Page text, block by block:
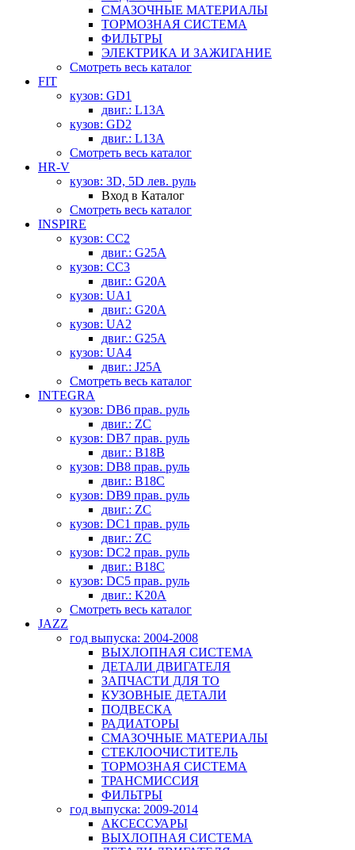
СМАЗОЧНЫЕ МАТЕРИАЛЫ
ТОРМОЗНАЯ СИСТЕМА
ФИЛЬТРЫ
ЭЛЕКТРИКА И ЗАЖИГАНИЕ
Смотреть весь каталог
FIT
кузов: GD1
двиг.: L13A
кузов: GD2
двиг.: L13A
Смотреть весь каталог
HR-V
кузов: 3D, 5D лев. руль
Вход в Каталог
Смотреть весь каталог
INSPIRE
кузов: CC2
двиг.: G25A
кузов: CC3
двиг.: G20A
кузов: UA1
двиг.: G20A
кузов: UA2
двиг.: G25A
кузов: UA4
двиг.: J25A
Смотреть весь каталог
INTEGRA
кузов: DB6 прав. руль
двиг.: ZC
кузов: DB7 прав. руль
двиг.: B18B
кузов: DB8 прав. руль
двиг.: B18C
кузов: DB9 прав. руль
двиг.: ZC
кузов: DC1 прав. руль
двиг.: ZC
кузов: DC2 прав. руль
двиг.: B18C
кузов: DC5 прав. руль
двиг.: K20A
Смотреть весь каталог
JAZZ
год выпуска: 2004-2008
ВЫХЛОПНАЯ СИСТЕМА
ДЕТАЛИ ДВИГАТЕЛЯ
ЗАПЧАСТИ ДЛЯ ТО
КУЗОВНЫЕ ДЕТАЛИ
ПОДВЕСКА
РАДИАТОРЫ
СМАЗОЧНЫЕ МАТЕРИАЛЫ
СТЕКЛООЧИСТИТЕЛЬ
ТОРМОЗНАЯ СИСТЕМА
ТРАНСМИССИЯ
ФИЛЬТРЫ
год выпуска: 2009-2014
АКСЕССУАРЫ
ВЫХЛОПНАЯ СИСТЕМА